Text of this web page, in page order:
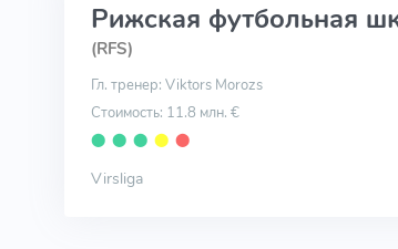
Рижская футбольная
(RFS)
Гл. тренер: Viktors Morozs
Стоимость: 11.8 млн. €
⬤ ⬤ ⬤ ⬤ ⬤
Virsliga